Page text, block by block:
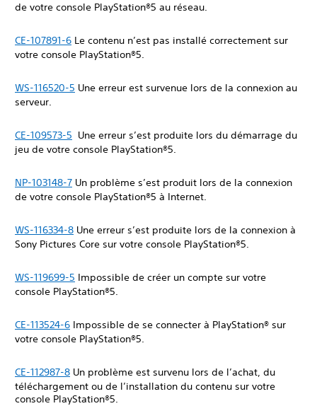
de votre console PlayStation®5 au réseau.
CE-107891-6 Le contenu n’est pas installé correctement sur
votre console PlayStation®5.
WS-116520-5 Une erreur est survenue lors de la connexion au
serveur.
CE-109573-5 Une erreur s’est produite lors du démarrage du
jeu de votre console PlayStation®5.
NP-103148-7 Un problème s’est produit lors de la connexion
de votre console PlayStation®5 à Internet.
WS-116334-8 Une erreur s’est produite lors de la connexion à
Sony Pictures Core sur votre console PlayStation®5.
WS-119699-5 Impossible de créer un compte sur votre
console PlayStation®5.
CE-113524-6 Impossible de se connecter à PlayStation® sur
votre console PlayStation®5.
CE-112987-8 Un problème est survenu lors de l’achat, du
téléchargement ou de l’installation du contenu sur votre
console PlayStation®5.